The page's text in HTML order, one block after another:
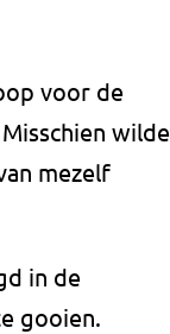
voor de
wilde
mezelf
in de
gooien.